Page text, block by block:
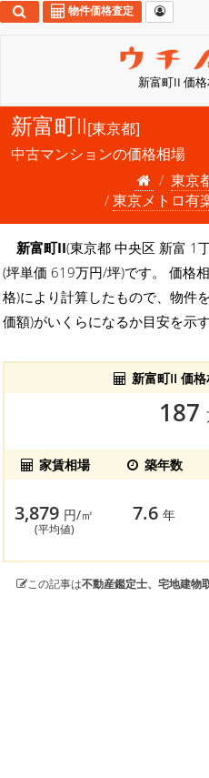
新富町II 価
物件価格査定
新富町II[東京都]
中古マンションの価格相場
東京
東京メトロ有
新富町II(東京都 中央区 新富 1
(坪単価 619万円/坪)です。 価格
格)により計算したもので、物件
価額)がいくらになるか目安を示す
新富町II 価
187
家賃相場 築年数
3,879 円/㎡
(平均値)
7.6 年
この記事は不動産鑑定士、宅地建物